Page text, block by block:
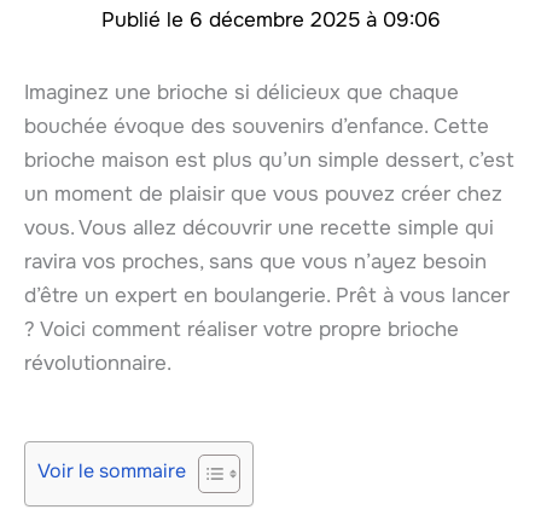
6 décembre 2025 à 09:06
Imaginez une brioche si délicieux que chaque
bouchée évoque des souvenirs d’enfance. Cette
brioche maison est plus qu’un simple dessert, c’est
un moment de plaisir que vous pouvez créer chez
vous. Vous allez découvrir une recette simple qui
ravira vos proches, sans que vous n’ayez besoin
d’être un expert en boulangerie. Prêt à vous lancer
? Voici comment réaliser votre propre brioche
révolutionnaire.
Voir le sommaire